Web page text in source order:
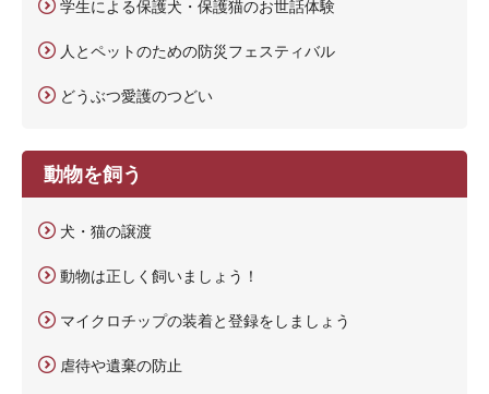
学生による保護犬・保護猫のお世話体験
人とペットのための防災フェスティバル
どうぶつ愛護のつどい
動物を飼う
犬・猫の譲渡
動物は正しく飼いましょう！
マイクロチップの装着と登録をしましょう
虐待や遺棄の防止